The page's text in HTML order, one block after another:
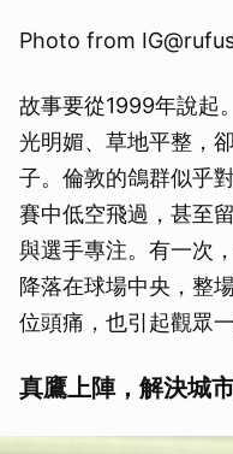
Photo from
故事要從1999年說起
光明媚、草地平整，
子。倫敦的鴿群似乎
賽中低空飛過，甚至
與選手專注。有一次
降落在球場中央，整
位頭痛，也引起觀眾一
真鷹上陣，解決城